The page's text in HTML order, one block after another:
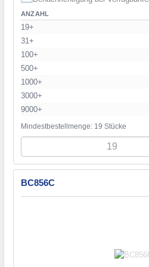
ANZAHL
19+
31+
100+
500+
1000+
3000+
9000+
Mindestbestellmenge: 19 Stücke
BC856C